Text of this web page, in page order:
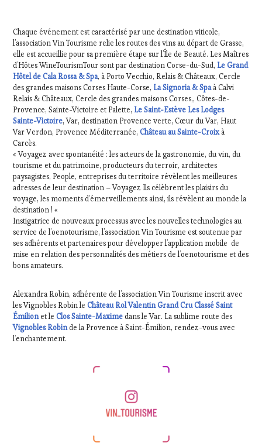
Chaque événement est caractérisé par une destination viticole,
l’association Vin Tourisme relie les routes des vins au départ de Grasse,
elle est accueillie pour sa première étape sur l’Île de Beauté. Les Maîtres
d’Hôtes WineTourismTour sont par destination Corse-du-Sud, Le Grand
Hôtel de Cala Rossa & Spa, à Porto Vecchio, Relais & Châteaux, Cercle
des grandes maisons Corses Haute-Corse, La Signoria & Spaà Calvi
Relais & Châteaux, Cercle des grandes maisons Corses,, Côtes-de-
Provence, Sainte-Victoire et Palette, Le Saint-Estève Les Lodges
Sainte-Victoire, Var, destination Provence verte, Cœur du Var, Haut
Var Verdon, Provence Méditerranée,Château au Sainte-Croixà
Carcès.
« Voyagez avec spontanéité : les acteurs de la gastronomie, du vin, du
tourisme et du patrimoine, producteurs du terroir, architectes
paysagistes, People, entreprises du territoire révèlent les meilleures
adresses de leur destination – Voyagez Ils célèbrent les plaisirs du
voyage, les moments d’émerveillements ainsi, ils révèlent au monde la
destination ! «
Instigatrice de nouveaux processus avec les nouvelles technologies au
service de l’oenotourisme, l’association Vin Tourisme est soutenue par
ses adhérents et partenaires pour développer l’application mobile de
mise en relation des personnalités des métiers de l’oenotourisme et des
bons amateurs.
Alexandra Robin, adhérente de l’association Vin Tourisme inscrit avec
les Vignobles Robin leChâteau Rol Valentin Grand Cru Classé Saint
Émilionet leClos Sainte-Maximedans le Var. La sublime route des
Vignobles Robinde la Provence à Saint-Émilion, rendez-vous avec
l’enchantement.